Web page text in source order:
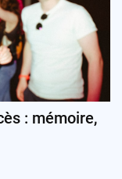
: mémoire,